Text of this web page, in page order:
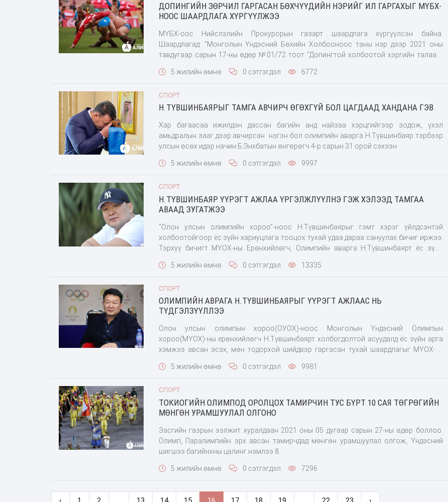
ДОПИНГИЙН ЗӨРЧИЛ ГАРГАСАН БӨХЧҮҮДИЙН НЭРИЙГ ИЛ ГАРГАХЫГ МҮБХ-
НООС ШААРДЛАГА ХҮРГҮҮЛЖЭЭ
МҮБХ-оос Нийслэлийн Прокурорын газарт шаардлага хүргүүлсэн байна.
Шаардлагад: "Монголын Үндэсний Бөхийн Холбооноос таны нэр дээр 2021 оны
тавдугаар сарын 17-ны өдөр №01/72 тоот “Допингтой холбоотой хэргийн талаар”
ний өдөр МҮБХ-ны ээлжит бус Их Эе хурал болж өндөрлөлөө. Их Эе хурлаа
5 жилийн өмнө 0 сэтгэгдэл 6772
СПОРТ
Н.ТҮВШИНБАЯРЫГ ТАМГА АВЧИРЧ ӨГӨХГҮЙ БОЛ ЦАГДААД ХАНДАНА ГЭВ
Хар багаасаа ижилдэн дассан багийн анд найзаа хэрцгийгээр зодож, үхэл
амьдралын зааг дээр авчирсан нэгэн бол олимпийн аварга Н.Түвшинбаяр тэрбээр
улсын өсөх идэр начин Б.Энхбатын өнгөрөгч 4-р сарын 31 орой сэхээн
5 жилийн өмнө 0 сэтгэгдэл 9997
СПОРТ
Н.ТҮВШИНБАЯР ҮҮРЭГТ АЖЛАА ҮРГЭЛЖЛҮҮЛНЭ ГЭЖ ХЭЛЭЭД ТАМГАА
АВААД ЗУГАТЖЭЭ
“Олон улсын олимпийн хороо”-ноос Н.Түвшинбаярыг гэмт хэрэг үйлдсэнтэй
холбоотойгоор ёс зүйн хариуцлага тооцох тухай удаа дараа сануулах бичиг иржээ.
Тэрхүү бичигт МҮОХ-ны Ерөнхийлөгч, Олимпийн аварга Н.Түвшинбаярт ёс зүйн
нь байна шүү хэмээжээ. Ийнхүү МҮОХ-ны Гүйцэтгэх зөвлөл өнгөрсөн долоо хоногт
5 жилийн өмнө 0 сэтгэгдэл 13335
СПОРТ
ОЛИМПИЙН АВРАГА Н.ТҮВШИНБАЯРЫГ ҮҮРЭГТ АЖЛААС НЬ
ТҮДГЭЛЗҮҮЛЛЭЭ
Олон улсын олимпын хороо(ОУОХ)-ноос Монголын Үндэсний Олимпын
хороо(МҮОХ)-ны ерөнхийлөгч Н.Түвшинбаярт холбогдолтой асуудалд ёс зүйн арга
хэмжээ авсан эсэх, мөн тодорхой шийдвэр гаргасан тухай шаардлагыг МҮОХ-нд
Гүйцэтгэх зөвлөлийн гиш
5 жилийн өмнө 0 сэтгэгдэл 9981
СПОРТ
ТОКИОГИЙН ОЛИМПОД ОРОЛЦОХ ТАМИРЧИН ТУС БҮРТ 10 САЯ ТӨГРӨГИЙН
МӨНГӨН УРАМШУУЛАЛ ОЛГОНО
Засгийн газрын ээлжит хуралдаан 2021 оны 05 дугаар сарын 27-ны өдөр боллоо.
Олимп, Паралимпийн эрх авсан тамирчдад мөнгөн урамшуулал олгож, Үндэсний
шигшээ багийнхны цалинг нэмлээ &
5 жилийн өмнө 0 сэтгэгдэл 7296